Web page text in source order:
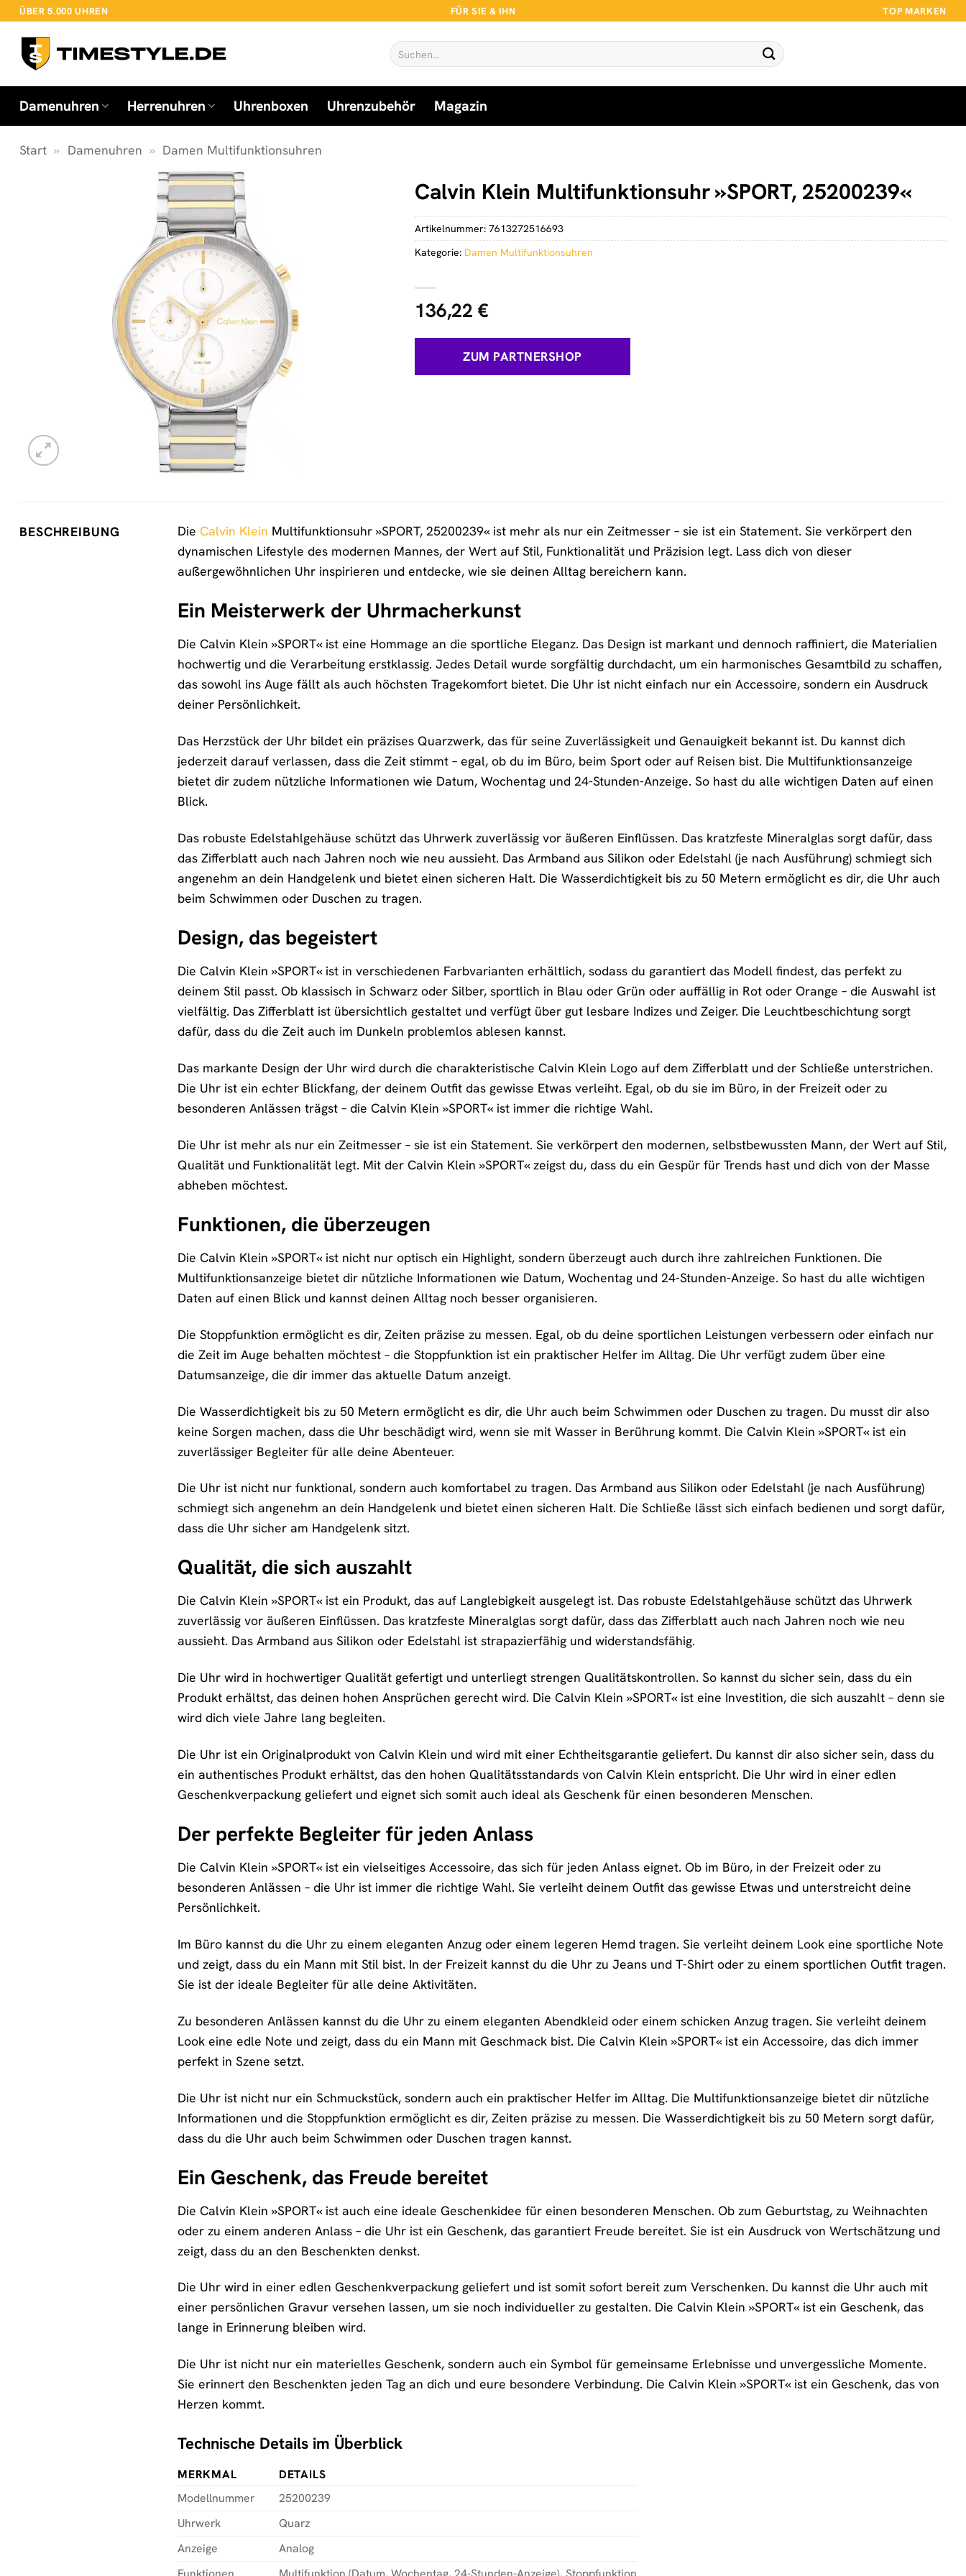
Zum
springen
ÜBER 5.000 UHREN FÜR SIE & IHN TOP MARKEN
Suchen
nach:
Damenuhren Herrenuhren Uhrenboxen Uhrenzubehör Magazin
Start » Damenuhren » Damen Multifunktionsuhren
Calvin Klein Multifunktionsuhr »SPORT, 25200239«
136,22 €
ZUM PARTNERSHOP
Artikelnummer: 7613272516693
Kategorie: Damen Multifunktionsuhren
BESCHREIBUNG Die Calvin Klein Multifunktionsuhr »SPORT, 25200239« ist mehr als nur ein Zeitmesser – sie ist ein Statement. Sie verkörpert den
dynamischen Lifestyle des modernen Mannes, der Wert auf Stil, Funktionalität und Präzision legt. Lass dich von dieser
außergewöhnlichen Uhr inspirieren und entdecke, wie sie deinen Alltag bereichern kann.
Ein Meisterwerk der Uhrmacherkunst
Die Calvin Klein »SPORT« ist eine Hommage an die sportliche Eleganz. Das Design ist markant und dennoch raffiniert, die Materialien
hochwertig und die Verarbeitung erstklassig. Jedes Detail wurde sorgfältig durchdacht, um ein harmonisches Gesamtbild zu schaffen,
das sowohl ins Auge fällt als auch höchsten Tragekomfort bietet. Die Uhr ist nicht einfach nur ein Accessoire, sondern ein Ausdruck
deiner Persönlichkeit.
Das Herzstück der Uhr bildet ein präzises Quarzwerk, das für seine Zuverlässigkeit und Genauigkeit bekannt ist. Du kannst dich
jederzeit darauf verlassen, dass die Zeit stimmt – egal, ob du im Büro, beim Sport oder auf Reisen bist. Die Multifunktionsanzeige
bietet dir zudem nützliche Informationen wie Datum, Wochentag und 24-Stunden-Anzeige. So hast du alle wichtigen Daten auf einen
Blick.
Das robuste Edelstahlgehäuse schützt das Uhrwerk zuverlässig vor äußeren Einflüssen. Das kratzfeste Mineralglas sorgt dafür, dass
das Zifferblatt auch nach Jahren noch wie neu aussieht. Das Armband aus Silikon oder Edelstahl (je nach Ausführung) schmiegt sich
angenehm an dein Handgelenk und bietet einen sicheren Halt. Die Wasserdichtigkeit bis zu 50 Metern ermöglicht es dir, die Uhr auch
beim Schwimmen oder Duschen zu tragen.
Design, das begeistert
Die Calvin Klein »SPORT« ist in verschiedenen Farbvarianten erhältlich, sodass du garantiert das Modell findest, das perfekt zu
deinem Stil passt. Ob klassisch in Schwarz oder Silber, sportlich in Blau oder Grün oder auffällig in Rot oder Orange – die Auswahl ist
vielfältig. Das Zifferblatt ist übersichtlich gestaltet und verfügt über gut lesbare Indizes und Zeiger. Die Leuchtbeschichtung sorgt
dafür, dass du die Zeit auch im Dunkeln problemlos ablesen kannst.
Das markante Design der Uhr wird durch die charakteristische Calvin Klein Logo auf dem Zifferblatt und der Schließe unterstrichen.
Die Uhr ist ein echter Blickfang, der deinem Outfit das gewisse Etwas verleiht. Egal, ob du sie im Büro, in der Freizeit oder zu
besonderen Anlässen trägst – die Calvin Klein »SPORT« ist immer die richtige Wahl.
Die Uhr ist mehr als nur ein Zeitmesser – sie ist ein Statement. Sie verkörpert den modernen, selbstbewussten Mann, der Wert auf Stil,
Qualität und Funktionalität legt. Mit der Calvin Klein »SPORT« zeigst du, dass du ein Gespür für Trends hast und dich von der Masse
abheben möchtest.
Funktionen, die überzeugen
Die Calvin Klein »SPORT« ist nicht nur optisch ein Highlight, sondern überzeugt auch durch ihre zahlreichen Funktionen. Die
Multifunktionsanzeige bietet dir nützliche Informationen wie Datum, Wochentag und 24-Stunden-Anzeige. So hast du alle wichtigen
Daten auf einen Blick und kannst deinen Alltag noch besser organisieren.
Die Stoppfunktion ermöglicht es dir, Zeiten präzise zu messen. Egal, ob du deine sportlichen Leistungen verbessern oder einfach nur
die Zeit im Auge behalten möchtest – die Stoppfunktion ist ein praktischer Helfer im Alltag. Die Uhr verfügt zudem über eine
Datumsanzeige, die dir immer das aktuelle Datum anzeigt.
Die Wasserdichtigkeit bis zu 50 Metern ermöglicht es dir, die Uhr auch beim Schwimmen oder Duschen zu tragen. Du musst dir also
keine Sorgen machen, dass die Uhr beschädigt wird, wenn sie mit Wasser in Berührung kommt. Die Calvin Klein »SPORT« ist ein
zuverlässiger Begleiter für alle deine Abenteuer.
Die Uhr ist nicht nur funktional, sondern auch komfortabel zu tragen. Das Armband aus Silikon oder Edelstahl (je nach Ausführung)
schmiegt sich angenehm an dein Handgelenk und bietet einen sicheren Halt. Die Schließe lässt sich einfach bedienen und sorgt dafür,
dass die Uhr sicher am Handgelenk sitzt.
Qualität, die sich auszahlt
Die Calvin Klein »SPORT« ist ein Produkt, das auf Langlebigkeit ausgelegt ist. Das robuste Edelstahlgehäuse schützt das Uhrwerk
zuverlässig vor äußeren Einflüssen. Das kratzfeste Mineralglas sorgt dafür, dass das Zifferblatt auch nach Jahren noch wie neu
aussieht. Das Armband aus Silikon oder Edelstahl ist strapazierfähig und widerstandsfähig.
Die Uhr wird in hochwertiger Qualität gefertigt und unterliegt strengen Qualitätskontrollen. So kannst du sicher sein, dass du ein
Produkt erhältst, das deinen hohen Ansprüchen gerecht wird. Die Calvin Klein »SPORT« ist eine Investition, die sich auszahlt – denn sie
wird dich viele Jahre lang begleiten.
Die Uhr ist ein Originalprodukt von Calvin Klein und wird mit einer Echtheitsgarantie geliefert. Du kannst dir also sicher sein, dass du
ein authentisches Produkt erhältst, das den hohen Qualitätsstandards von Calvin Klein entspricht. Die Uhr wird in einer edlen
Geschenkverpackung geliefert und eignet sich somit auch ideal als Geschenk für einen besonderen Menschen.
Der perfekte Begleiter für jeden Anlass
Die Calvin Klein »SPORT« ist ein vielseitiges Accessoire, das sich für jeden Anlass eignet. Ob im Büro, in der Freizeit oder zu
besonderen Anlässen – die Uhr ist immer die richtige Wahl. Sie verleiht deinem Outfit das gewisse Etwas und unterstreicht deine
Persönlichkeit.
Im Büro kannst du die Uhr zu einem eleganten Anzug oder einem legeren Hemd tragen. Sie verleiht deinem Look eine sportliche Note
und zeigt, dass du ein Mann mit Stil bist. In der Freizeit kannst du die Uhr zu Jeans und T-Shirt oder zu einem sportlichen Outfit tragen.
Sie ist der ideale Begleiter für alle deine Aktivitäten.
Zu besonderen Anlässen kannst du die Uhr zu einem eleganten Abendkleid oder einem schicken Anzug tragen. Sie verleiht deinem
Look eine edle Note und zeigt, dass du ein Mann mit Geschmack bist. Die Calvin Klein »SPORT« ist ein Accessoire, das dich immer
perfekt in Szene setzt.
Die Uhr ist nicht nur ein Schmuckstück, sondern auch ein praktischer Helfer im Alltag. Die Multifunktionsanzeige bietet dir nützliche
Informationen und die Stoppfunktion ermöglicht es dir, Zeiten präzise zu messen. Die Wasserdichtigkeit bis zu 50 Metern sorgt dafür,
dass du die Uhr auch beim Schwimmen oder Duschen tragen kannst.
Ein Geschenk, das Freude bereitet
Die Calvin Klein »SPORT« ist auch eine ideale Geschenkidee für einen besonderen Menschen. Ob zum Geburtstag, zu Weihnachten
oder zu einem anderen Anlass – die Uhr ist ein Geschenk, das garantiert Freude bereitet. Sie ist ein Ausdruck von Wertschätzung und
zeigt, dass du an den Beschenkten denkst.
Die Uhr wird in einer edlen Geschenkverpackung geliefert und ist somit sofort bereit zum Verschenken. Du kannst die Uhr auch mit
einer persönlichen Gravur versehen lassen, um sie noch individueller zu gestalten. Die Calvin Klein »SPORT« ist ein Geschenk, das
lange in Erinnerung bleiben wird.
Die Uhr ist nicht nur ein materielles Geschenk, sondern auch ein Symbol für gemeinsame Erlebnisse und unvergessliche Momente.
Sie erinnert den Beschenkten jeden Tag an dich und eure besondere Verbindung. Die Calvin Klein »SPORT« ist ein Geschenk, das von
Herzen kommt.
Technische Details im Überblick
MERKMAL
DETAILS
Modellnummer
25200239
Uhrwerk
Quarz
Anzeige
Analog